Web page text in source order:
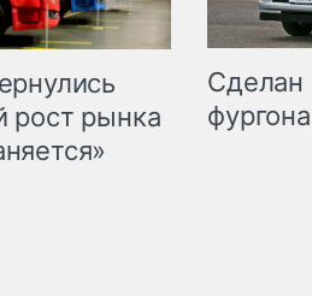
рост рынка
Сделан